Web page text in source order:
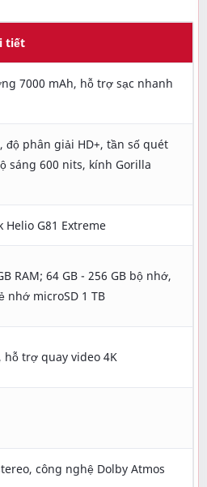
tiết
7000 mAh, hỗ trợ sạc nhanh
độ phân giải HD+, tần số quét
sáng 600 nits, kính Gorilla
Helio G81 Extreme
RAM; 64 GB - 256 GB bộ nhớ,
nhớ microSD 1 TB
hỗ trợ quay video 4K
công nghệ Dolby Atmos